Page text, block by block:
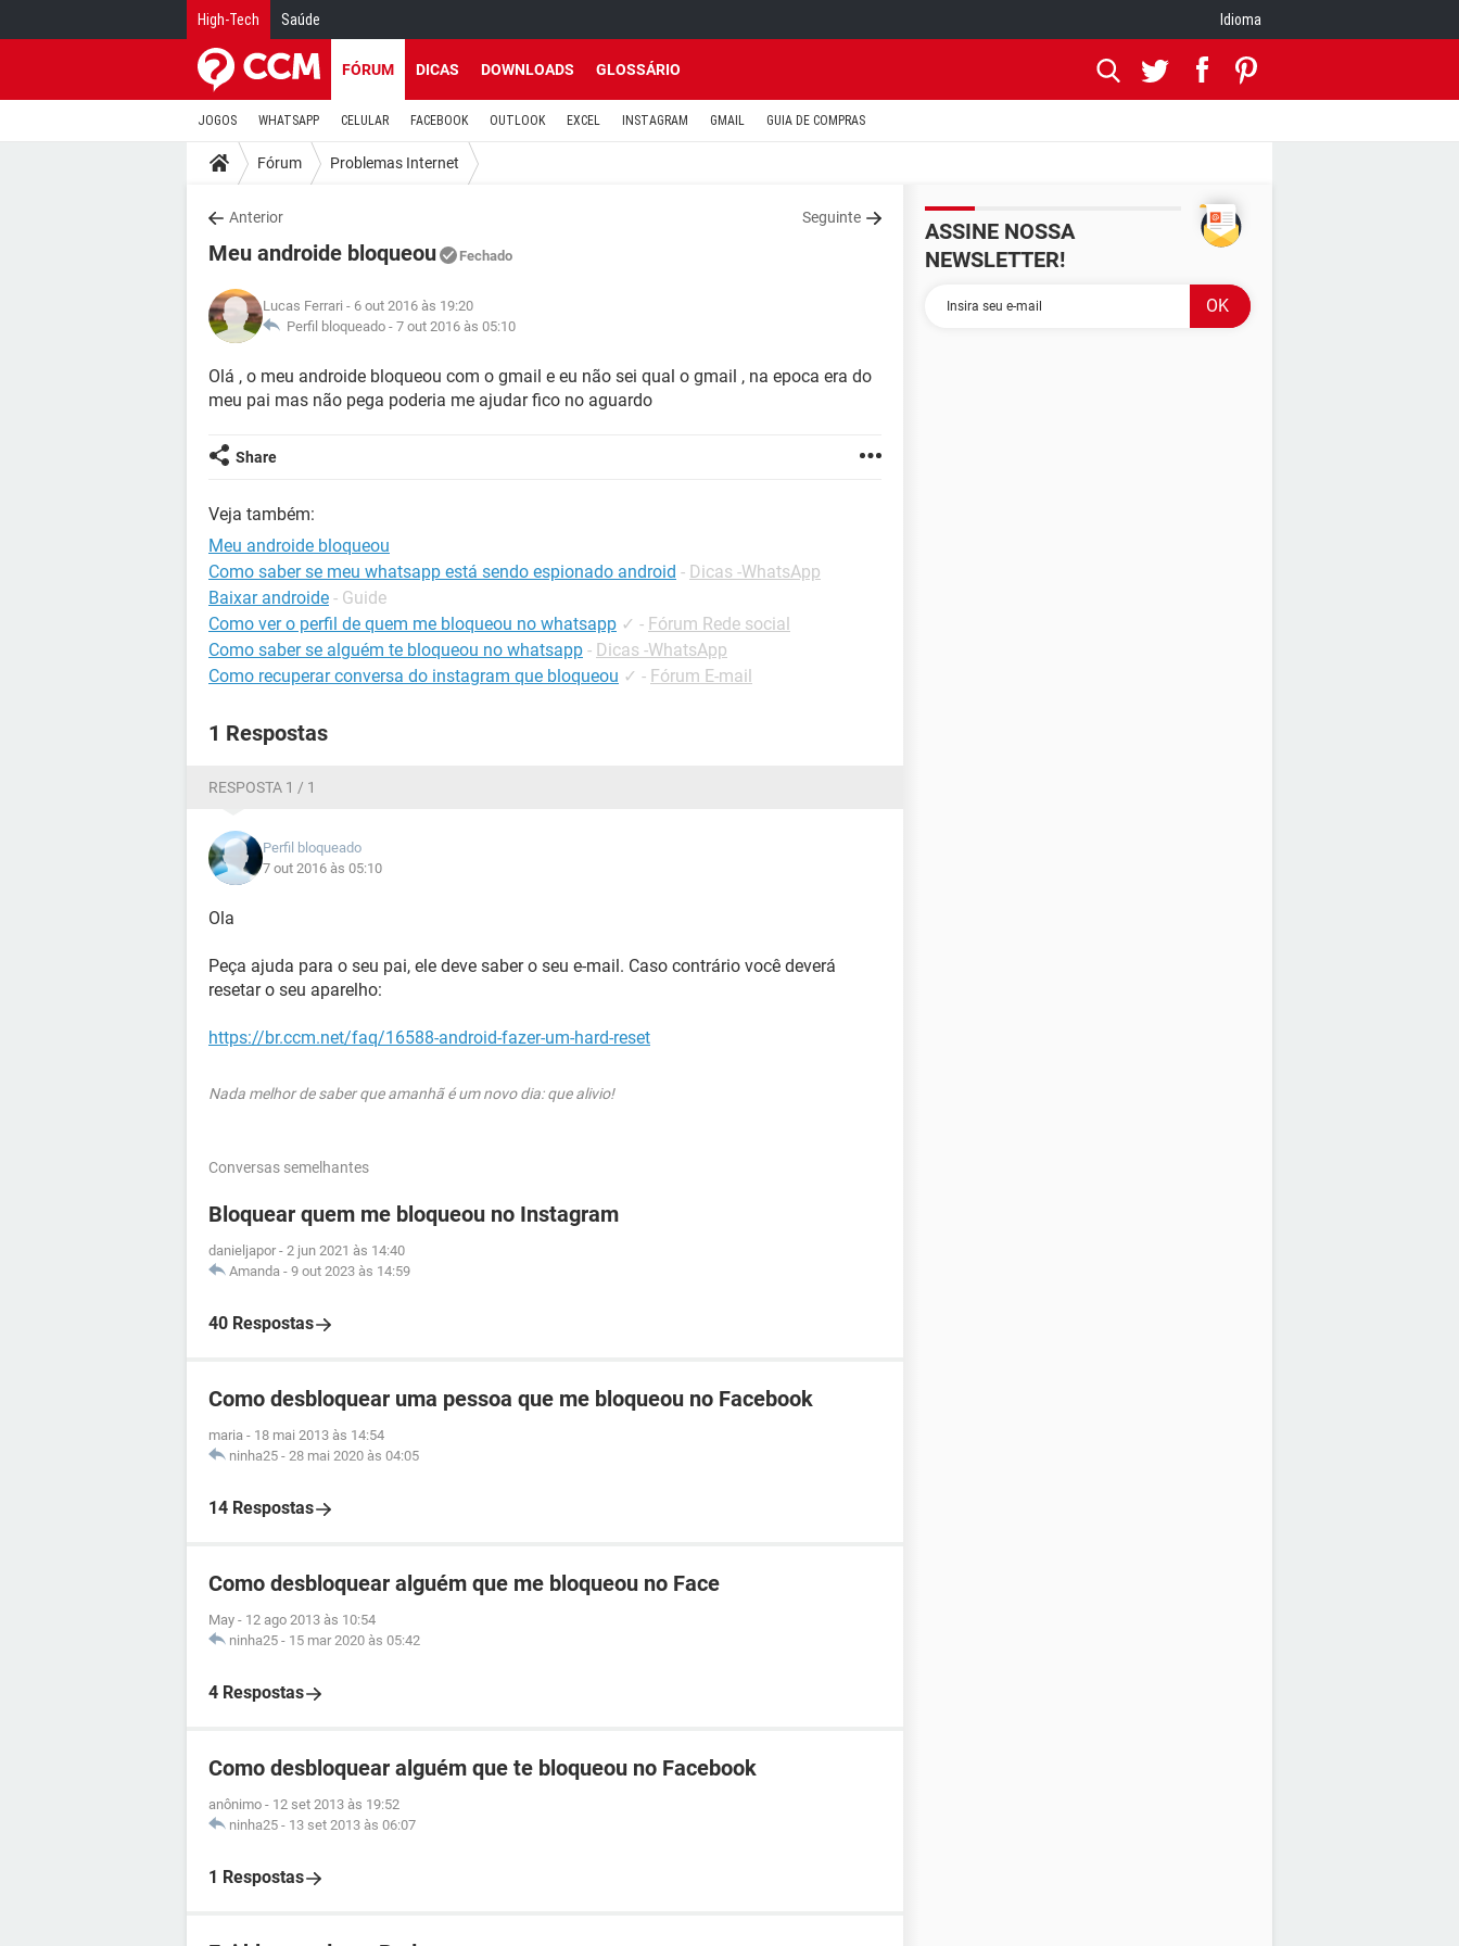
High-Tech Saúde Idioma
FÓRUM DICAS DOWNLOADS GLOSSÁRIO
JOGOS WHATSAPP CELULAR FACEBOOK OUTLOOK EXCEL INSTAGRAM GMAIL GUIA DE COMPRAS
Fórum Problemas Internet
Anterior Seguinte
Meu androide bloqueou Fechado
Lucas Ferrari - 6 out 2016 às 19:20
Perfil bloqueado - 7 out 2016 às 05:10
Olá , o meu androide bloqueou com o gmail e eu não sei qual o gmail , na epoca era do
meu pai mas não pega poderia me ajudar fico no aguardo
Share
Veja também:
Meu androide bloqueou
Como saber se meu whatsapp está sendo espionado android - Dicas -WhatsApp
Baixar androide - Guide
Como ver o perfil de quem me bloqueou no whatsapp ✓ - Fórum Rede social
Como saber se alguém te bloqueou no whatsapp - Dicas -WhatsApp
Como recuperar conversa do instagram que bloqueou ✓ - Fórum E-mail
1 Respostas
RESPOSTA 1 / 1
Perfil bloqueado
7 out 2016 às 05:10
Ola
Peça ajuda para o seu pai, ele deve saber o seu e-mail. Caso contrário você deverá
resetar o seu aparelho:
https://br.ccm.net/faq/16588-android-fazer-um-hard-reset
Nada melhor de saber que amanhã é um novo dia: que alivio!
Conversas semelhantes
Bloquear quem me bloqueou no Instagram
danieljapor - 2 jun 2021 às 14:40
Amanda - 9 out 2023 às 14:59
40 Respostas
Como desbloquear uma pessoa que me bloqueou no Facebook
maria - 18 mai 2013 às 14:54
ninha25 - 28 mai 2020 às 04:05
14 Respostas
Como desbloquear alguém que me bloqueou no Face
May - 12 ago 2013 às 10:54
ninha25 - 15 mar 2020 às 05:42
4 Respostas
Como desbloquear alguém que te bloqueou no Facebook
anônimo - 12 set 2013 às 19:52
ninha25 - 13 set 2013 às 06:07
1 Respostas
ASSINE NOSSA
NEWSLETTER!